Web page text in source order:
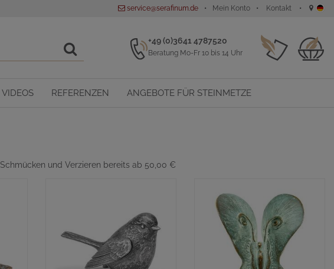
service@serafinum.de Mein Konto Kontakt
+49 (0)3641 4787520
Beratung Mo-Fr 10 bis 14 Uhr
VIDEOS REFERENZEN ANGEBOTE FÜR STEINMETZE
und Verzieren bereits ab 50,00 €